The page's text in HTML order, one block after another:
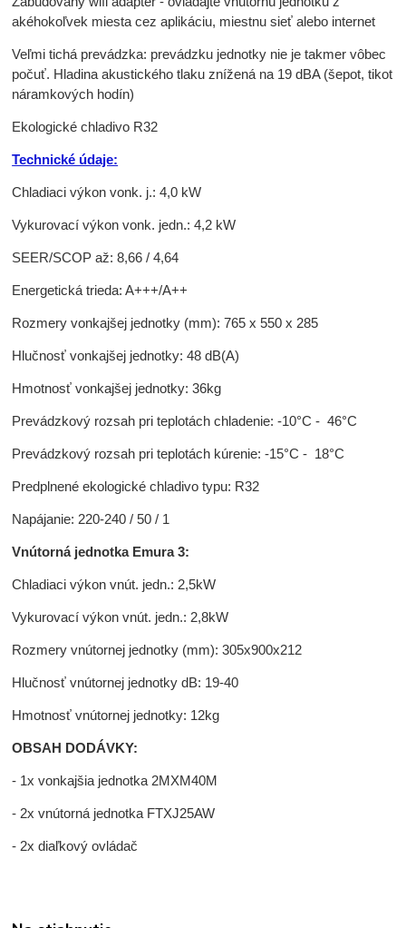
akéhokoľvek miesta cez aplikáciu, miestnu sieť alebo internet
Veľmi tichá prevádzka: prevádzku jednotky nie je takmer vôbec
počuť. Hladina akustického tlaku znížená na 19 dBA (šepot, tikot
náramkových hodín)
Ekologické chladivo R32
Technické údaje:
Chladiaci výkon vonk. j.: 4,0 kW
Vykurovací výkon vonk. jedn.: 4,2 kW
SEER/SCOP až: 8,66 / 4,64
Energetická trieda: A+++/A++
Rozmery vonkajšej jednotky (mm): 765 x 550 x 285
Hlučnosť vonkajšej jednotky: 48 dB(A)
Hmotnosť vonkajšej jednotky: 36kg
Prevádzkový rozsah pri teplotách chladenie: -10°C - 46°C
Prevádzkový rozsah pri teplotách kúrenie: -15°C - 18°C
Predplnené ekologické chladivo typu: R32
Napájanie: 220-240 / 50 / 1
Vnútorná jednotka Emura 3:
Chladiaci výkon vnút. jedn.: 2,5kW
Vykurovací výkon vnút. jedn.: 2,8kW
Rozmery vnútornej jednotky (mm): 305x900x212
Hlučnosť vnútornej jednotky dB: 19-40
Hmotnosť vnútornej jednotky: 12kg
OBSAH DODÁVKY:
- 1x vonkajšia jednotka 2MXM40M
- 2x vnútorná jednotka FTXJ25AW
- 2x diaľkový ovládač